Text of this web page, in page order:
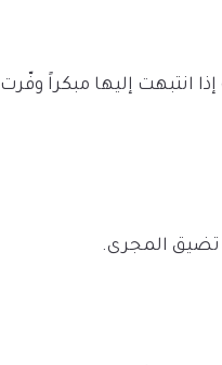
انتبهت إليها مبكراً وفّرت
تضيق المجرى.